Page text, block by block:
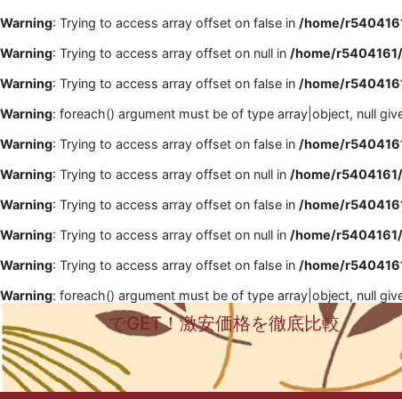
Warning: Trying to access array offset on false in /home/
Warning: Trying to access array offset on null in /home/
Warning: Trying to access array offset on false in /home/
Warning: foreach() argument must be of type array|object, null
Warning: Trying to access array offset on false in /home/
Warning: Trying to access array offset on null in /home/
Warning: Trying to access array offset on false in /home/
Warning: Trying to access array offset on null in /home/
Warning: Trying to access array offset on false in /home/
Warning: foreach() argument must be of type array|object, null
でGET！激安価格を徹底比較